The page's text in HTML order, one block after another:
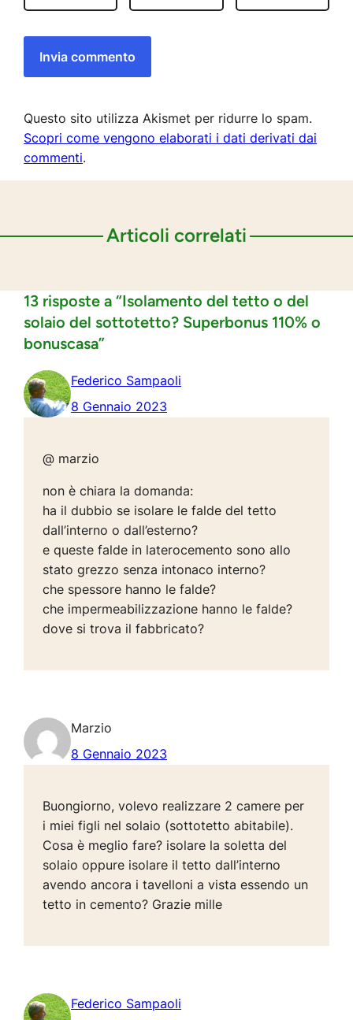
Questo sito utilizza Akismet per ridurre lo spam.
Scopri come vengono elaborati i dati derivati dai
commenti.
Articoli correlati
13 risposte a “Isolamento del tetto o del
solaio del sottotetto? Superbonus 110% o
bonuscasa”
Federico Sampaoli
8 Gennaio 2023
@ marzio
non è chiara la domanda:
ha il dubbio se isolare le falde del tetto
dall’interno o dall’esterno?
e queste falde in laterocemento sono allo
stato grezzo senza intonaco interno?
che spessore hanno le falde?
che impermeabilizzazione hanno le falde?
dove si trova il fabbricato?
Marzio
8 Gennaio 2023
Buongiorno, volevo realizzare 2 camere per
i miei figli nel solaio (sottotetto abitabile).
Cosa è meglio fare? isolare la soletta del
solaio oppure isolare il tetto dall’interno
avendo ancora i tavelloni a vista essendo un
tetto in cemento? Grazie mille
Federico Sampaoli